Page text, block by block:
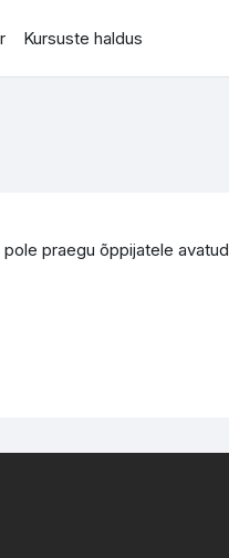
Kursuste haldus
pole praegu õppijatele avatud